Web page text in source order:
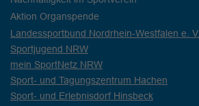
Aktion Organspende
Landessportbund Nordrhein-Westfalen e. V.
Sportjugend NRW
mein SportNetz NRW
Sport- und Tagungszentrum Hachen
Sport- und Erlebnisdorf Hinsbeck